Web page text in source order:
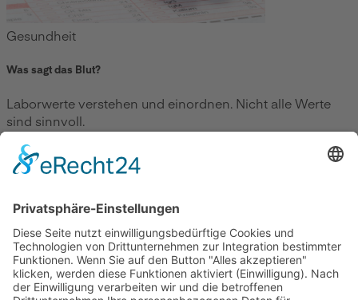
Gesundheit
Was sagt das Blut?
Laborwerte verstehen und einordnen. Nicht alle Werte
sind sinnvoll.
Zum Beitrag